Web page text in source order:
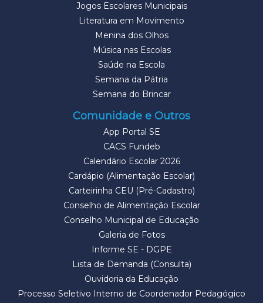
Jogos Escolares Municipais
Literatura em Movimento
Menina dos Olhos
Música nas Escolas
Saúde na Escola
Semana da Pátria
Semana do Brincar
Comunidade e Outros
App Portal SE
CACS Fundeb
Calendário Escolar 2026
Cardápio (Alimentação Escolar)
Carteirinha CEU (Pré-Cadastro)
Conselho de Alimentação Escolar
Conselho Municipal de Educação
Galeria de Fotos
Informe SE - DGPE
Lista de Demanda (Consulta)
Ouvidoria da Educação
Processo Seletivo Interno de Coordenador Pedagógico